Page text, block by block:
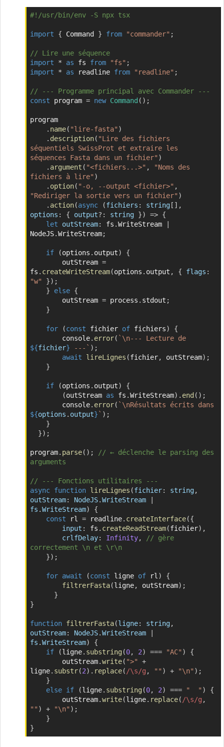
#!/usr/bin/env -S npx tsx
import { Command } from "commander" ;
// Lire une séquence
import
* as fs from "fs" ;
import
* as readline from "readline" ;
// --- Programme principal avec Commander ---
const program = new Command ( ) ;
program
. name( "lire-fasta" )
. description( "Lire des fichiers
séquentiels SwissProt et extraire les
séquences Fasta dans un fichier" )
. argument ( "<fichiers...>" ,
"Noms des
fichiers à lire" )
. option( "-o, --output <fichier>" ,
"Rediriger la sortie vers un fichier" )
. action(async (fichiers : string[ ] ,
options : { output? : string }) => {
let
outStream: fs .WriteStream
NodeJS.WriteStream;
if (options . output)
{
	    outStream
=
fs . createWriteStream(options . output , { flags :
"w"
}) ;
}
else {
	    outStream
= process . stdout ;
}
for (const fichier of fichiers)
{
	    console
. error( `
\n--- Lecture de
${fichier} --- ` ) ;
await
lireLignes (fichier, outStream) ;
}
if (options . output)
{
(outStream as fs .WriteStream) . end ( ) ;
	    console
. error( `
${options . output} ` ) ;
}
}) ;
program. parse( ) ;
// ← déclenche le parsing des
arguments
// --- Fonctions utilitaires ---
async function lireLignes (fichier: string,
outStream: NodeJS.WriteStream
fs .WriteStream)
{
const rl = readline. createInterface({
input : fs . createReadStream(fichier) ,
crlfDelay: Infinity,
// gère
correctement \n et \r\n
}) ;
for await (const ligne of rl )
{
filtrerFasta(ligne, outStream) ;
}
}
function filtrerFasta(ligne: string,
outStream: NodeJS.WriteStream
fs .WriteStream)
{
if
(ligne. substring (0, 2) === "AC" )
{
        outStream
.write( ">"
+
ligne. substr(2) . replace( /\s/g , "" ) + "\n" ) ;
}
else if (ligne. substring (0, 2) === "  " )
{
        outStream
.write(ligne. replace( /\s/g ,
"" ) + "\n" ) ;
}
}